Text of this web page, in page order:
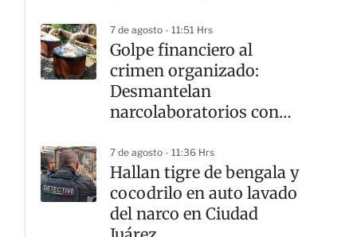
7 de agosto - 11:51 Hrs
Golpe financiero al
crimen organizado:
Desmantelan
narcolaboratorios con
mdp
7 de agosto - 11:36 Hrs
Hallan tigre de bengala y
cocodrilo en auto lavado
del narco en Ciudad